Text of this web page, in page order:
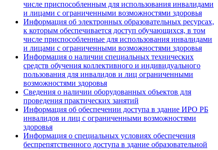
числе приспособленным для использования инвалидами
и лицами с ограниченными возможностями здоровья
Информация об электронных образовательных ресурсах,
к которым обеспечивается доступ обучающихся, в том
числе приспособленные для использования инвалидами
и лицами с ограниченными возможностями здоровья
Информация о наличии специальных технических
средств обучения коллективного и индивидуального
пользования для инвалидов и лиц ограниченными
возможностями здоровья
Сведения о наличии оборудованных объектов для
проведения практических занятий
Информация об обеспечении доступа в здание ИРО РБ
инвалидов и лиц с ограниченными возможностями
здоровья
Информация о специальных условиях обеспечения
беспрепятственного доступа в здание образовательной